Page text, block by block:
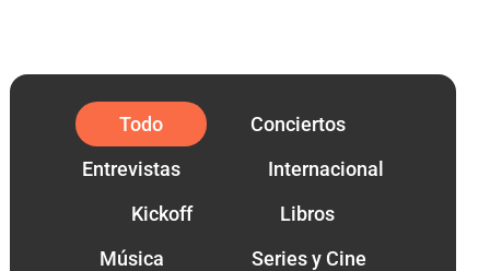
Conciertos
Entrevistas
Internacional
Kickoff
Libros
Música
Series y Cine
Todo